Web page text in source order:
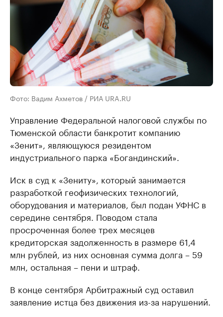
Фото: Вадим Ахметов / РИА URA.RU
Управление Федеральной налоговой службы по
Тюменской области банкротит компанию
«Зенит», являющуюся резидентом
индустриального парка «Богандинский».
Иск в суд к «Зениту», который занимается
разработкой геофизических технологий,
оборудования и материалов, был подан УФНС в
середине сентября. Поводом стала
просроченная более трех месяцев
кредиторская задолженность в размере 61,4
млн рублей, из них основная сумма долга – 59
млн, остальная – пени и штраф.
В конце сентября Арбитражный суд оставил
заявление истца без движения из-за нарушений.